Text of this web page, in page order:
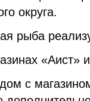
округа.
рыба
«Аист»
с